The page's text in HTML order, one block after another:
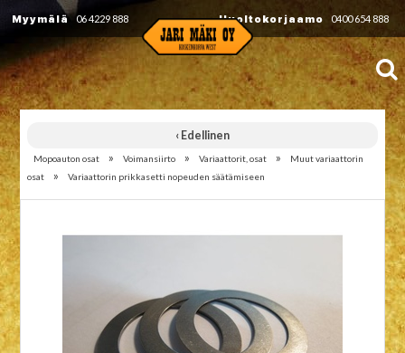
Myymälä 06 4229 888 Huoltokorjaamo 0400 654 888
‹ Edellinen
Mopoauton osat » Voimansiirto » Variaattorit, osat »
Muut variaattorin
osat
» Variaattorin prikkasetti nopeuden säätämiseen